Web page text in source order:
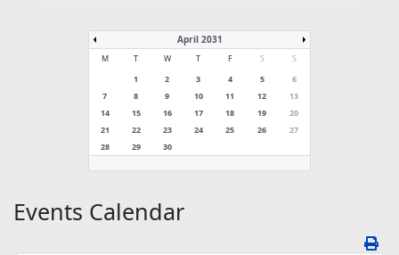
April 2031
M T W T F S
S
1
2 3 4 5
6
7
8 9 10 11 12
13
14
15 16 17 18 19
20
21
22 23 24 25 26
27
28
29 30
Events Calendar